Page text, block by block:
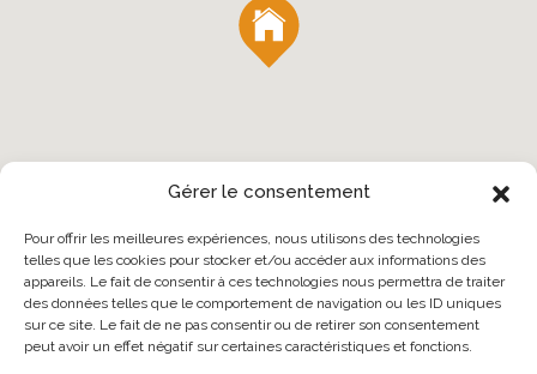
Gérer le consentement
Pour offrir les meilleures expériences, nous utilisons des technologies
telles que les cookies pour stocker et/ou accéder aux informations des
appareils. Le fait de consentir à ces technologies nous permettra de traiter
des données telles que le comportement de navigation ou les ID uniques
sur ce site. Le fait de ne pas consentir ou de retirer son consentement
peut avoir un effet négatif sur certaines caractéristiques et fonctions.